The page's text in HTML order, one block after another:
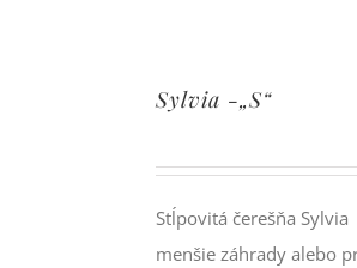
Sylvia -„S“
Stĺpovitá čerešňa
menšie záhrady alebo